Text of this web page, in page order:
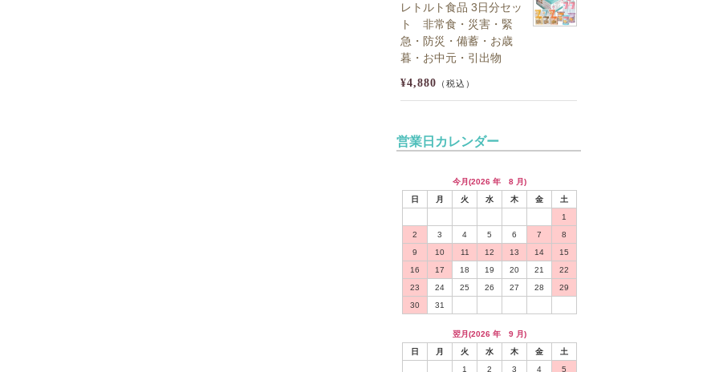
レトルト食品 3日分セッ
ト 非常食・災害・緊
急・防災・備蓄・お歳
暮・お中元・引出物
¥4,880 （税込）
営業日カレンダー
今月(2026 年 8 月)
日
月 火 水 木 金
土
1
2
3 4 5 6 7
8
9
10 11 12 13 14
15
16
17 18 19 20 21
22
23
24 25 26 27 28
29
30
31
翌月(2026 年 9 月)
日
月 火 水 木 金
土
1
2 3 4 5